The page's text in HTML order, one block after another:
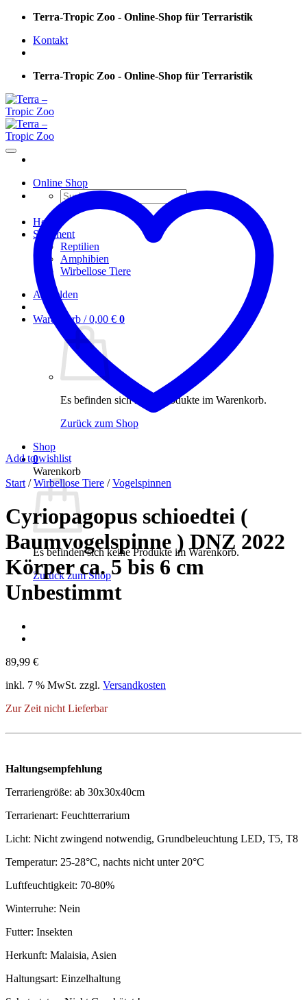
Skip
content
Terra-Tropic Zoo - Online-Shop für Terraristik
Kontakt
Terra-Tropic Zoo - Online-Shop für Terraristik
Online Shop
Suchen
nach:
Home
Sortiment
Reptilien
Amphibien
Wirbellose Tiere
Anmelden
Warenkorb /0,00 € 0
Es befinden sich keine Produkte im Warenkorb.
Zurück zum Shop
Shop
0
Warenkorb
Es befinden sich keine Produkte im Warenkorb.
Zurück zum Shop
Add to wishlist
Start / Wirbellose Tiere / Vogelspinnen
Cyriopagopus schioedtei (
Baumvogelspinne ) DNZ 2022
Körper ca. 5 bis 6 cm
Unbestimmt
89,99 €
inkl. 7 % MwSt. zzgl. Versandkosten
Zur Zeit nicht Lieferbar
Haltungsempfehlung
Terrariengröße: ab 30x30x40cm
Terrarienart: Feuchtterrarium
Licht: Nicht zwingend notwendig, Grundbeleuchtung LED, T5, T8
Temperatur: 25-28°C, nachts nicht unter 20°C
Luftfeuchtigkeit: 70-80%
Winterruhe: Nein
Futter: Insekten
Herkunft: Malaisia, Asien
Haltungsart: Einzelhaltung